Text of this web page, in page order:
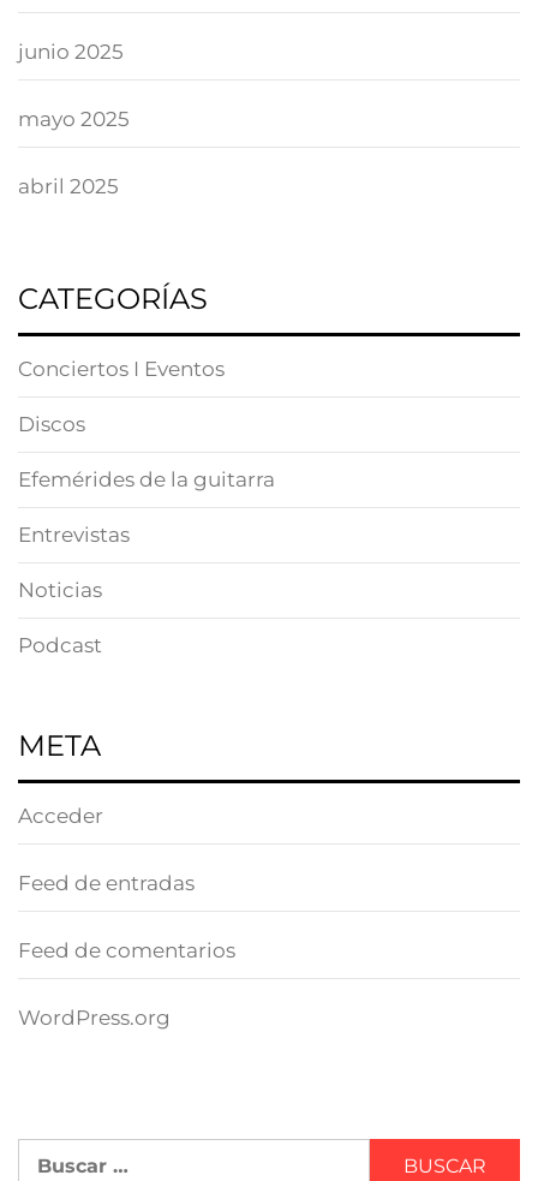
junio 2025
mayo 2025
abril 2025
CATEGORÍAS
Conciertos I Eventos
Discos
Efemérides de la guitarra
Entrevistas
Noticias
Podcast
META
Acceder
Feed de entradas
Feed de comentarios
WordPress.org